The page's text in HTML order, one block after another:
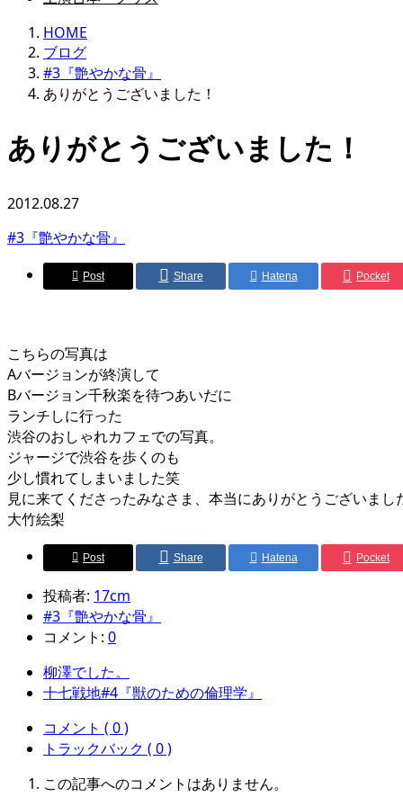
HOME
ブログ
#3『艶やかな骨』
ありがとうございました！
ありがとうございました！
2012.08.27
#3『艶やかな骨』
Post Share Hatena Pocket
こちらの写真は
Aバージョンが終演して
Bバージョン千秋楽を待つあいだに
ランチしに行った
渋谷のおしゃれカフェでの写真。
ジャージで渋谷を歩くのも
少し慣れてしまいました笑
見に来てくださったみなさま、本当にありがとうございまし
大竹絵梨
Post Share Hatena Pocket
投稿者: 17cm
#3『艶やかな骨』
コメント: 0
柳澤でした。
十七戦地#4『獣のための倫理学』
コメント ( 0 )
トラックバック ( 0 )
この記事へのコメントはありません。